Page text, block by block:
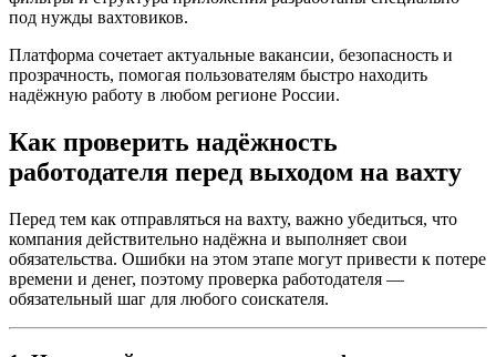
под нужды вахтовиков.
Платформа сочетает актуальные вакансии, безопасность и
прозрачность, помогая пользователям быстро находить
надёжную работу в любом регионе России.
Как проверить надёжность
работодателя перед выходом на вахту
Перед тем как отправляться на вахту, важно убедиться, что
компания действительно надёжна и выполняет свои
обязательства. Ошибки на этом этапе могут привести к потере
времени и денег, поэтому проверка работодателя —
обязательный шаг для любого соискателя.